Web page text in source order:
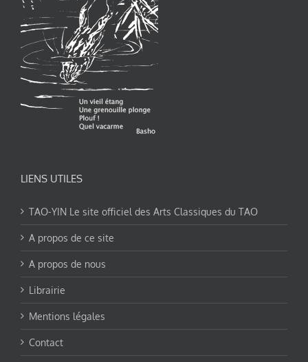
LIENS UTILES
TAO-YIN Le site officiel des Arts Classiques du TAO
A propos de ce site
A propos de nous
Librairie
Mentions légales
Contact